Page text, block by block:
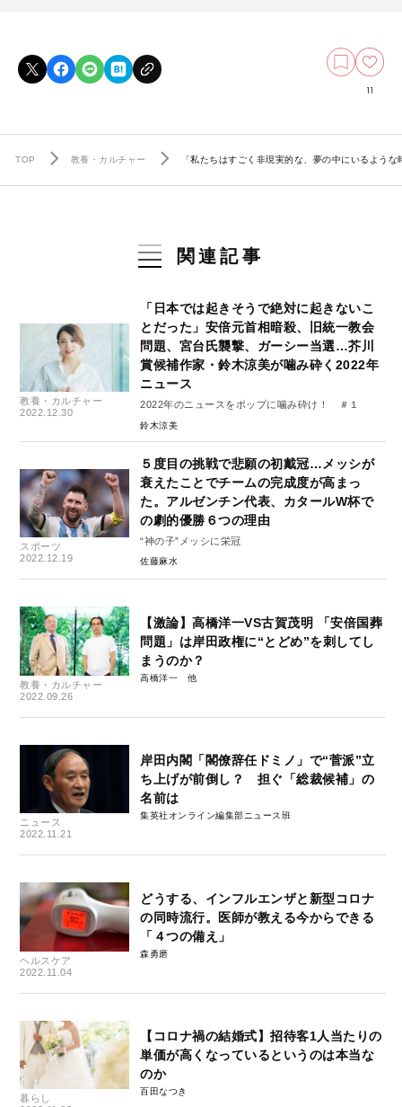
11
TOP 教養・カルチャー 「私たちはすごく非現実的な、夢の中にいるよう
関連記事
教養・カルチャー
2022.12.30
「日本では起きそうで絶対に起きないこ
とだった」安倍元首相暗殺、旧統一教会
問題、宮台氏襲撃、ガーシー当選…芥川
賞候補作家・鈴木涼美が噛み砕く2022年
ニュース
2022年のニュースをポップに噛み砕け！ ＃１
鈴木涼美
スポーツ
2022.12.19
５度目の挑戦で悲願の初戴冠…メッシが
衰えたことでチームの完成度が高まっ
た。アルゼンチン代表、カタールW杯で
の劇的優勝６つの理由
“神の子”メッシに栄冠
佐藤麻水
教養・カルチャー
2022.09.26
【激論】高橋洋一VS古賀茂明 「安倍国葬
問題」は岸田政権に“とどめ”を刺してし
まうのか？
高橋洋一
ニュース
2022.11.21
岸田内閣「閣僚辞任ドミノ」で“菅派”立
ち上げが前倒し？ 担ぐ「総裁候補」の
名前は
集英社オンライン編集部ニュース班
ヘルスケア
2022.11.04
どうする、インフルエンザと新型コロナ
の同時流行。医師が教える今からできる
「４つの備え」
森勇磨
暮らし
【コロナ禍の結婚式】招待客1人当たりの
単価が高くなっているというのは本当な
のか
百田なつき